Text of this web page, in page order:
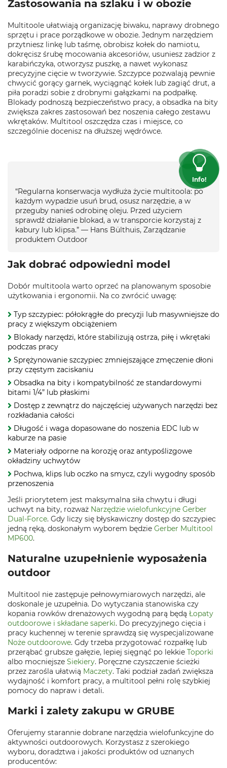
Zastosowania na szlaku i w obozie
Multitoole ułatwiają organizację biwaku, naprawy drobnego
sprzętu i prace porządkowe w obozie. Jednym narzędziem
przytniesz linkę lub taśmę, obrobisz kołek do namiotu,
dokręcisz śrubę mocowania akcesoriów, usuniesz zadzior z
karabińczyka, otworzysz puszkę, a nawet wykonasz
precyzyjne cięcie w tworzywie. Szczypce pozwalają pewnie
chwycić gorący garnek, wyciągnąć kołek lub zagiąć drut, a
piła poradzi sobie z drobnymi gałązkami na podpałkę.
Blokady podnoszą bezpieczeństwo pracy, a obsadka na bity
zwiększa zakres zastosowań bez noszenia całego zestawu
wkrętaków. Multitool oszczędza czas i miejsce, co
szczególnie docenisz na dłuższej wędrówce.
Info!
“Regularna konserwacja wydłuża życie multitoola: po
każdym wypadzie usuń brud, osusz narzędzie, a w
przeguby nanieś odrobinę oleju. Przed użyciem
sprawdź działanie blokad, a w transporcie korzystaj z
kabury lub klipsa.” — Hans Bülthuis, Zarządzanie
produktem Outdoor
Jak dobrać odpowiedni model
Dobór multitoola warto oprzeć na planowanym sposobie
użytkowania i ergonomii. Na co zwrócić uwagę:
Typ szczypiec: półokrągłe do precyzji lub masywniejsze do
pracy z większym obciążeniem
Blokady narzędzi, które stabilizują ostrza, piłę i wkrętaki
podczas pracy
Sprężynowanie szczypiec zmniejszające zmęczenie dłoni
przy częstym zaciskaniu
Obsadka na bity i kompatybilność ze standardowymi
bitami 1/4” lub płaskimi
Dostęp z zewnątrz do najczęściej używanych narzędzi bez
rozkładania całości
Długość i waga dopasowane do noszenia EDC lub w
kaburze na pasie
Materiały odporne na korozję oraz antypoślizgowe
okładziny uchwytów
Pochwa, klips lub oczko na smycz, czyli wygodny sposób
przenoszenia
Jeśli priorytetem jest maksymalna siła chwytu i długi
uchwyt na bity, rozważ Narzędzie wielofunkcyjne Gerber
Dual-Force. Gdy liczy się błyskawiczny dostęp do szczypiec
jedną ręką, doskonałym wyborem będzie Gerber Multitool
MP600.
Naturalne uzupełnienie wyposażenia
outdoor
Multitool nie zastępuje pełnowymiarowych narzędzi, ale
doskonale je uzupełnia. Do wytyczania stanowiska czy
kopania rowków drenażowych wygodną parą będą Łopaty
outdoorowe i składane saperki. Do precyzyjnego cięcia i
pracy kuchennej w terenie sprawdzą się wyspecjalizowane
Noże outdoorowe. Gdy trzeba przygotować rozpałkę lub
przerąbać grubsze gałęzie, lepiej sięgnąć po lekkie Toporki
albo mocniejsze Siekiery. Poręczne czyszczenie ścieżki
przez zarośla ułatwią Maczety. Taki podział zadań zwiększa
wydajność i komfort pracy, a multitool pełni rolę szybkiej
pomocy do napraw i detali.
Marki i zalety zakupu w GRUBE
Oferujemy starannie dobrane narzędzia wielofunkcyjne do
aktywności outdoorowych. Korzystasz z szerokiego
wyboru, doradztwa i jakości produktów od uznanych
producentów: